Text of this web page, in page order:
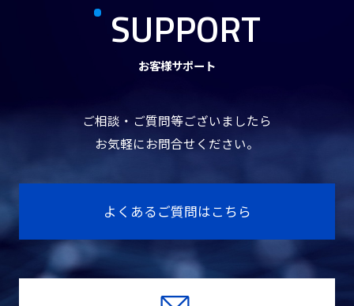
SUPPORT
お客様サポート
ご相談・ご質問等ございましたら
お気軽にお問合せください。
よくあるご質問はこちら